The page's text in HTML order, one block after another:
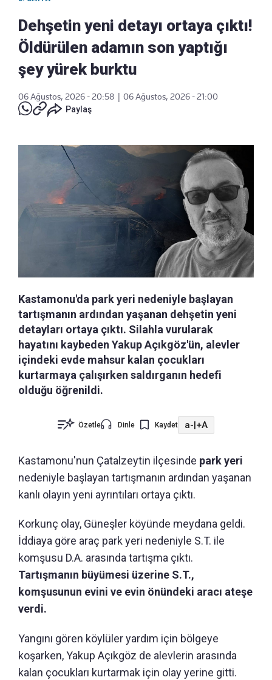
Dehşetin yeni detayı ortaya çıktı!
Öldürülen adamın son yaptığı
şey yürek burktu
06 Ağustos, 2026 - 20:58
06 Ağustos, 2026 - 21:00
Paylaş
Kastamonu'da park yeri nedeniyle başlayan
tartışmanın ardından yaşanan dehşetin yeni
detayları ortaya çıktı. Silahla vurularak
hayatını kaybeden Yakup Açıkgöz'ün, alevler
içindeki evde mahsur kalan çocukları
kurtarmaya çalışırken saldırganın hedefi
olduğu öğrenildi.
Özetle Dinle Kaydet a-|+A
Kastamonu'nun Çatalzeytin ilçesinde park yeri
nedeniyle başlayan tartışmanın ardından yaşanan
kanlı olayın yeni ayrıntıları ortaya çıktı.
Korkunç olay, Güneşler köyünde meydana geldi.
İddiaya göre araç park yeri nedeniyle S.T. ile
komşusu D.A. arasında tartışma çıktı.
Tartışmanın büyümesi üzerine S.T.,
komşusunun evini ve evin önündeki aracı ateşe
verdi.
Yangını gören köylüler yardım için bölgeye
koşarken, Yakup Açıkgöz de alevlerin arasında
kalan çocukları kurtarmak için olay yerine gitti.